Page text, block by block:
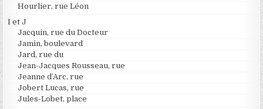
Hourlier, rue Léon
I et J
Jacquin, rue du Docteur
Jamin, boulevard
Jard, rue du
Jean-Jacques Rousseau, rue
Jeanne d’Arc, rue
Jobert Lucas, rue
Jules-Lobet, place